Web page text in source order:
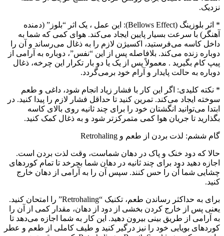
نزدیک.
* اثر بلوزینگ (Bellows Effect): این عمل ، یک اثر “بلوز” (دمنده
آهنگر) با سرعت بسیار پایین ایجاد می‌کند. هوای کمی که شما به
داخل کاسه می‌فرستید، اکسیژن لازم را به ذغال می‌رساند و آن را
دوباره زنده می‌کند. بلافاصله پس از این “نفس”، دوباره به آرامی از
پیپ کام بگیرید . معمولاً پس از یک یا دو بار تکرار این چرخه، ذغال
دوباره به حالت پایدار و آرام خود برمی‌گردد.
* نکته کلیدی: اگر این کار با فشار زیاد انجام شود، داغی و طعم
سوخته ایجاد می‌کند. تمرین کنید تا حداقل فشار لازم را پیدا کنید. در
ابتدا می‌توانید انگشتان خود را برای چند ثانیه روی بالای کاسه
بگذارید تا جریان هوا کمی متمرکزتر شود و به ذغال کمک کنید.
گام ششم: لذت بردن از طعم و Retrohaling
حالا که دود خنک و پاک در دهان شماست، وقت لذت بردن است.
اجازه دهید دود برای چند ثانیه در دهان شما بچرخد تا تمام کوردهای
چشایی شما آن را حس کنند. سپس آن را به آرامی از دهان خارج
کنید.
برای به حداکثر رساندن طعم، تکنیک “Retrohaling” را امتحان کنید.
یعنی پس از خارج کردن بخشی از دود از دهان، مقدار کمی از آن را
به آرامی از طریق بینی بیرون دهید. این کار به شما اجازه می‌دهد تا
کوردهای بویایی خود را نیز درگیر کنید و طیف کاملی از طعم و عطر